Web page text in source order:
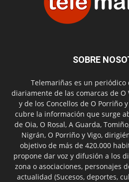
SOBRE
Telemariñas es un
diariamente de las comarcas de O
y de los Concellos de O Porriño
cubre la información que surge
de Oia, O Rosal, A Guarda,
Nigrán, O Porriño y Vigo,
objetivo de más de 420.000
propone dar voz y difusión a los
zona o asociaciones, personajes
actualidad (Sucesos, deportes,